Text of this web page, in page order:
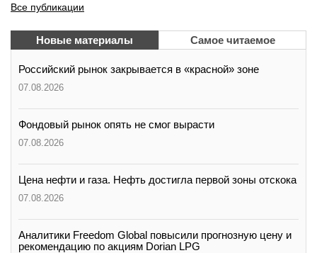
Все публикации
Новые материалы Самое читаемое
Российский рынок закрывается в «красной» зоне
07.08.2026
Фондовый рынок опять не смог вырасти
07.08.2026
Цена нефти и газа. Нефть достигла первой зоны отскока
07.08.2026
Аналитики Freedom Global повысили прогнозную цену и
рекомендацию по акциям Dorian LPG